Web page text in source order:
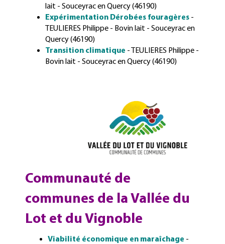
lait - Souceyrac en Quercy (46190)
Expérimentation Dérobées fouragères -
TEULIERES Philippe - Bovin lait - Souceyrac en
Quercy (46190)
Transition climatique - TEULIERES Philippe -
Bovin lait - Souceyrac en Quercy (46190)
Communauté de
communes de la Vallée du
Lot et du Vignoble
Viabilité économique en maraîchage -